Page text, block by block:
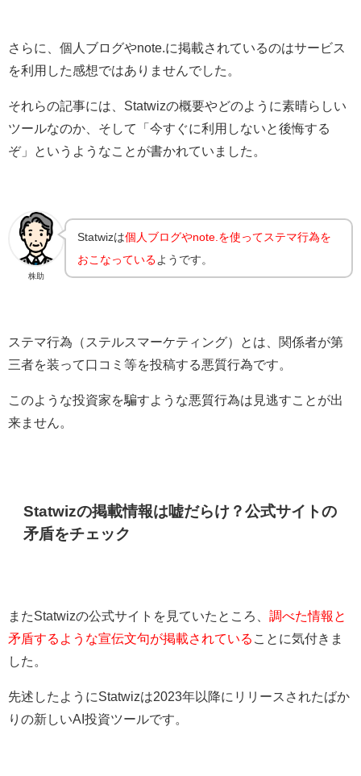
さらに、個人ブログやnote.に掲載されているのはサービス
を利用した感想ではありませんでした。
それらの記事には、Statwizの概要やどのように素晴らしい
ツールなのか、そして「今すぐに利用しないと後悔する
ぞ」というようなことが書かれていました。
株助
Statwizは個人ブログやnote.を使ってステマ行為を
おこなっている ようです。
ステマ行為（ステルスマーケティング）とは、関係者が第
三者を装って口コミ等を投稿する悪質行為です。
このような投資家を騙すような悪質行為は見逃すことが出
来ません。
Statwizの掲載情報は嘘だらけ？公式サイトの
矛盾をチェック
またStatwizの公式サイトを見ていたところ、 調べた情報と
矛盾するような宣伝文句が掲載されている ことに気付きま
した。
先述したようにStatwizは2023年以降にリリースされたばか
りの新しいAI投資ツールです。